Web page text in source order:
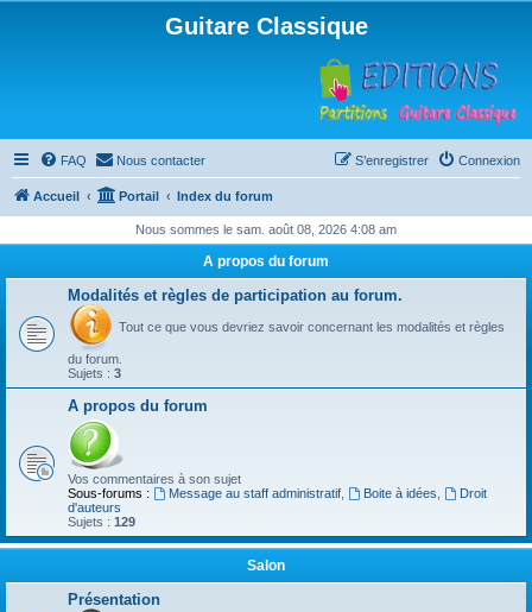
Guitare Classique
FAQ Nous contacter Connexion
S’enregistrer
Accueil Portail Index du forum
Nous sommes le sam. août 08, 2026 4:08 am
A propos du forum
Modalités et règles de participation au forum.
Tout ce que vous devriez savoir concernant les modalités et règles
du forum.
Sujets : 3
A propos du forum
Vos commentaires à son sujet
Sous-forums :
Message au staff administratif, Boite à idées
Droit
d'auteurs
Sujets : 129
Salon
Présentation